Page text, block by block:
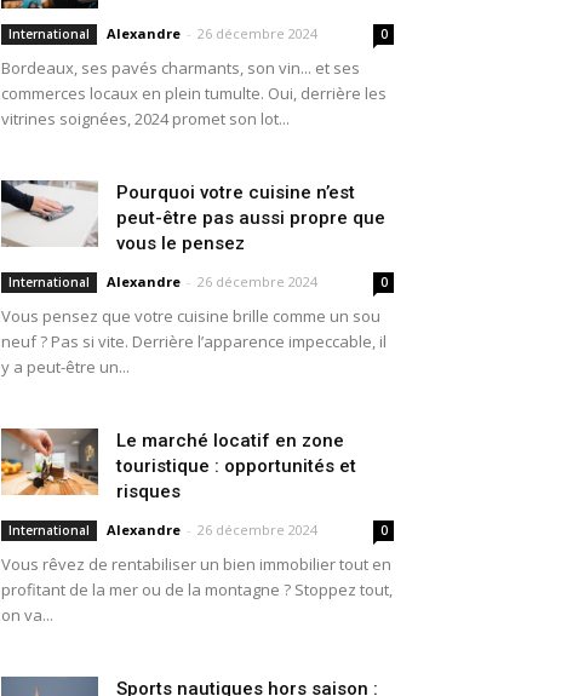
International Alexandre - 26 décembre 2024 0
Bordeaux, ses pavés charmants, son vin... et ses
commerces locaux en plein tumulte. Oui, derrière les
vitrines soignées, 2024 promet son lot...
Pourquoi votre cuisine n’est
peut-être pas aussi propre que
vous le pensez
International Alexandre - 26 décembre 2024 0
Vous pensez que votre cuisine brille comme un sou
neuf ? Pas si vite. Derrière l’apparence impeccable, il
y a peut-être un...
Le marché locatif en zone
touristique : opportunités et
risques
International Alexandre - 26 décembre 2024 0
Vous rêvez de rentabiliser un bien immobilier tout en
profitant de la mer ou de la montagne ? Stoppez tout,
on va...
Sports nautiques hors saison :